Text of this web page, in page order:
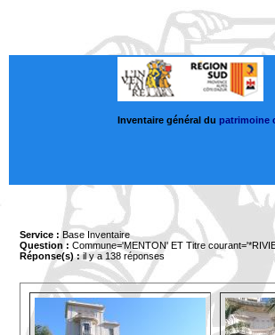
Inventaire général du patrimoine
Service : Base Inventaire
Question : Commune='MENTON' ET Titre
Réponse(s) :il y a 138 réponses